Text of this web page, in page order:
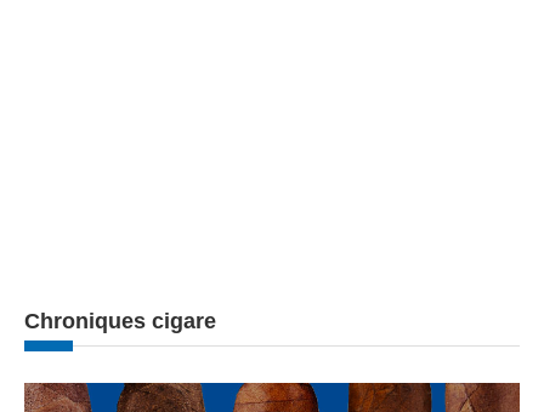
Chroniques cigare